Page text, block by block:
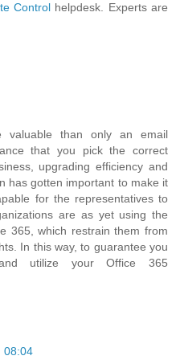
Controlhelpdesk. Experts are
valuable than only an email
that you pick the correct
upgrading efficiency and
has gotten important to make it
for the representatives to
are as yet using the
365, which restrain them from
In this way, to guarantee you
utilize your Office 365
08:04